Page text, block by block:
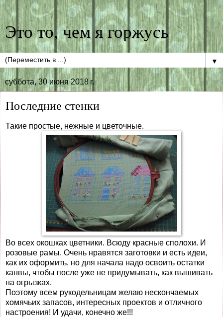
Это то, чем я горжусь
▼
суббота, 30 июня 2018 г.
Последние стенки
Такие простые, нежные и цветочные.
Во всех окошках цветники. Всюду красные сполохи. И
розовые рамы. Очень нравятся заготовки и есть идеи,
как их оформить, но для начала надо освоить остатки
канвы, чтобы после уже не придумывать, как вышивать
на огрызках.
Поэтому всем рукодельницам желаю нескончаемых
хомячьих запасов, интересных проектов и отличного
настроения! И удачи, конечно же!!!